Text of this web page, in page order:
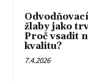
žlaby jako
Proč vsadit
kvalitu?
7.4.2026